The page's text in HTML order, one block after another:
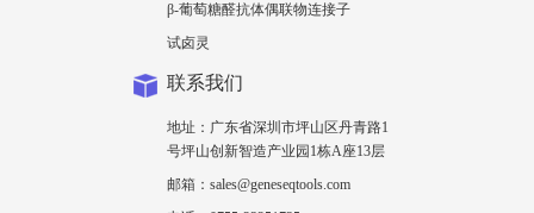
β-葡萄糖醛抗体偶联物连接子
试卤灵
联系我们
地址：广东省深圳市坪山区丹青路1
号坪山创新智造产业园1栋A座13层
邮箱：sales@geneseqtools.com